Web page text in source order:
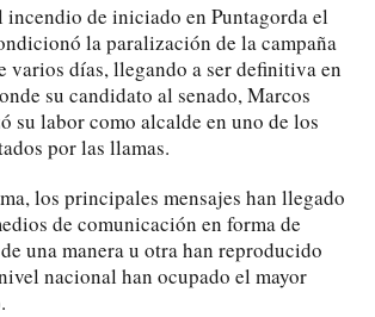
incendio de iniciado en Puntagorda el
la paralización de la campaña
varios días, llegando a ser definitiva en
su candidato al senado, Marcos
su labor como alcalde en uno de los
por las llamas.
los principales mensajes han llegado
de comunicación en forma de
una manera u otra han reproducido
nacional han ocupado el mayor